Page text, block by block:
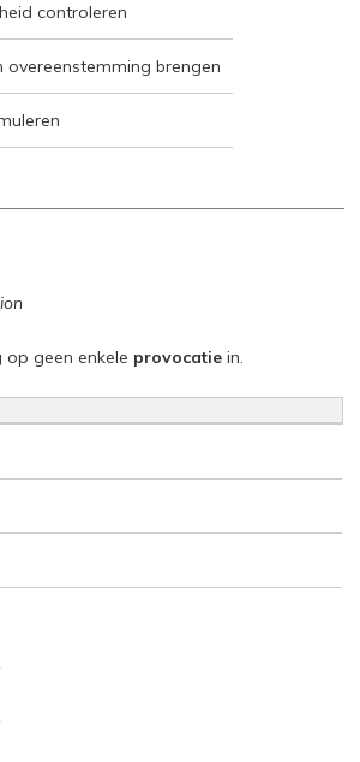
controleren
overeenstemming brengen
geen enkele provocatie in.